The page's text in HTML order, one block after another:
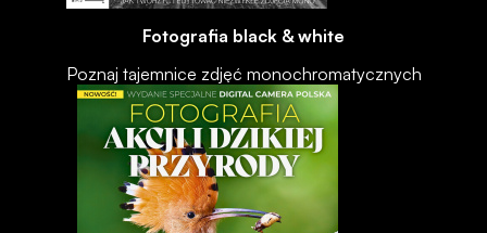
Fotografia black & white
Poznaj tajemnice zdjęć monochromatycznych